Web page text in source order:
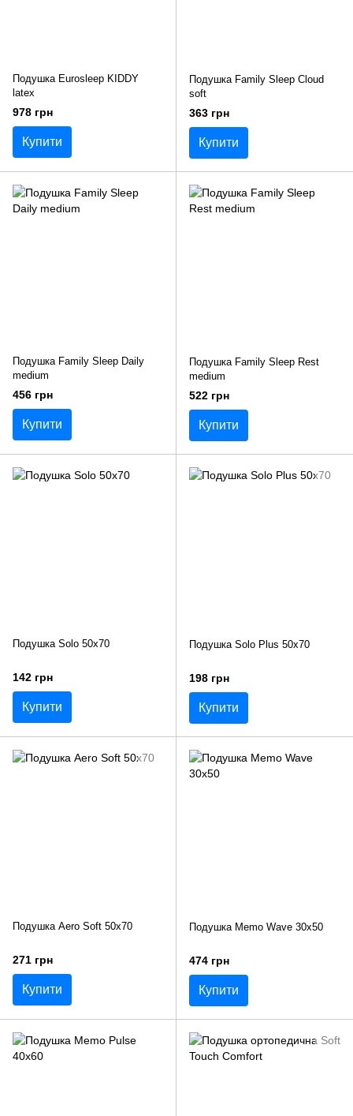
Подушка Eurosleep KIDDY
latex
978 грн
Купити
Подушка Family Sleep Cloud
soft
363 грн
Купити
Подушка Family Sleep Daily
medium
456 грн
Купити
Подушка Family Sleep Rest
medium
522 грн
Купити
Подушка Solo 50x70
142 грн
Купити
Подушка Solo Plus 50x70
198 грн
Купити
Подушка Aero Soft 50x70
271 грн
Купити
Подушка Memo Wave 30x50
474 грн
Купити